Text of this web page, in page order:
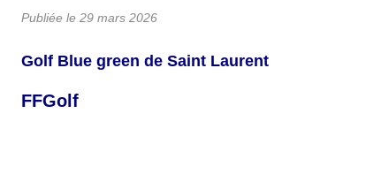
Publiée le 29 mars 2026
Golf Blue green de Saint Laurent
FFGolf